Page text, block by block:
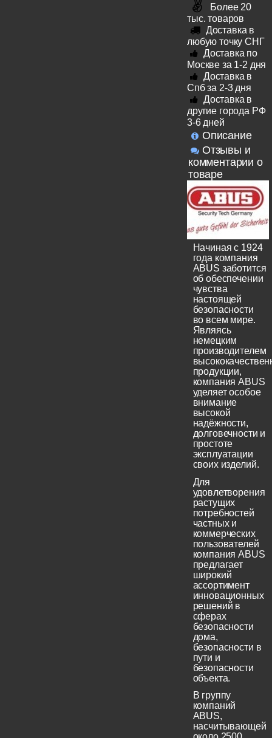
Более 20
тыс. товаров
Доставка в
любую точку СНГ
Доставка по
Москве за 1-2 дня
Доставка в
Спб за 2-3 дня
Доставка в
другие города РФ
3-6 дней
Описание
Отзывы и
комментарии о
товаре
Начиная с 1924
года компания
ABUS заботится
об обеспечении
чувства
настоящей
безопасности
во всем мире.
Являясь
немецким
производителем
продукции,
компания ABUS
уделяет особое
внимание
высокой
надёжности,
долговечности и
простоте
эксплуатации
своих изделий.
Для
удовлетворения
растущих
потребностей
частных и
коммерческих
пользователей
компания ABUS
предлагает
широкий
ассортимент
инновационных
решений в
сферах
безопасности
дома,
безопасности в
пути и
безопасности
объекта.
В группу
компаний
ABUS,
насчитывающей